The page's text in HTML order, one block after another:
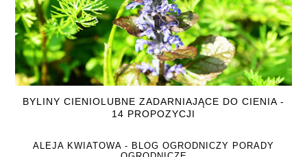
BYLINY CIENIOLUBNE ZADARNIAJĄCE DO CIENIA -
14 PROPOZYCJI
ALEJA KWIATOWA - BLOG OGRODNICZY PORADY